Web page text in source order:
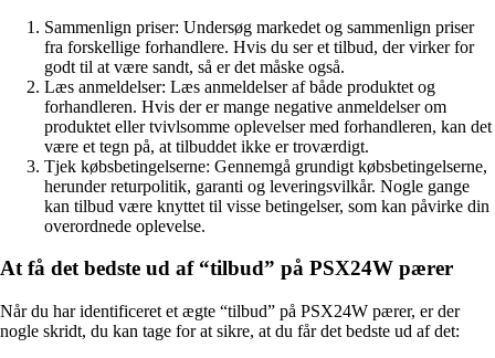
Sammenlign priser: Undersøg markedet og sammenlign priser
fra forskellige forhandlere. Hvis du ser et tilbud, der virker for
godt til at være sandt, så er det måske også.
Læs anmeldelser: Læs anmeldelser af både produktet og
forhandleren. Hvis der er mange negative anmeldelser om
produktet eller tvivlsomme oplevelser med forhandleren, kan det
være et tegn på, at tilbuddet ikke er troværdigt.
Tjek købsbetingelserne: Gennemgå grundigt købsbetingelserne,
herunder returpolitik, garanti og leveringsvilkår. Nogle gange
kan tilbud være knyttet til visse betingelser, som kan påvirke din
overordnede oplevelse.
At få det bedste ud af “tilbud” på PSX24W pærer
Når du har identificeret et ægte “tilbud” på PSX24W pærer, er der
nogle skridt, du kan tage for at sikre, at du får det bedste ud af det: